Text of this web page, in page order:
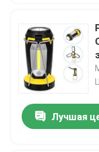
Продукты
Видео
Шоу VR
Лучшая